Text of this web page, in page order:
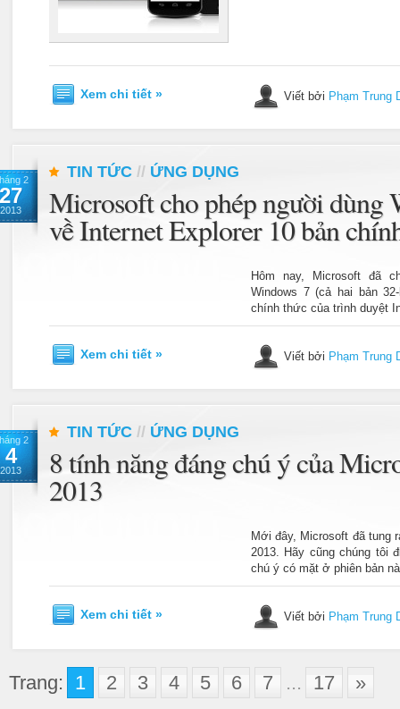
Xem chi tiết » Viết bởi Phạm Trung
2
27
2013
TIN TỨC // ỨNG DỤNG
Microsoft cho phép người dùng
về Internet Explorer 10 bản
Hôm nay, Microsoft đã
Windows 7 (cả hai bản
chính thức của trình duyệt
Xem chi tiết » Viết bởi Phạm Trung
2
4
2013
TIN TỨC // ỨNG DỤNG
8 tính năng đáng chú ý của
2013
Mới đây, Microsoft đã tung
2013. Hãy cũng chúng tôi
chú ý có mặt ở phiên bản
Xem chi tiết » Viết bởi Phạm Trung
Trang: 1 2 3 4 5 6 7 ... 17 »